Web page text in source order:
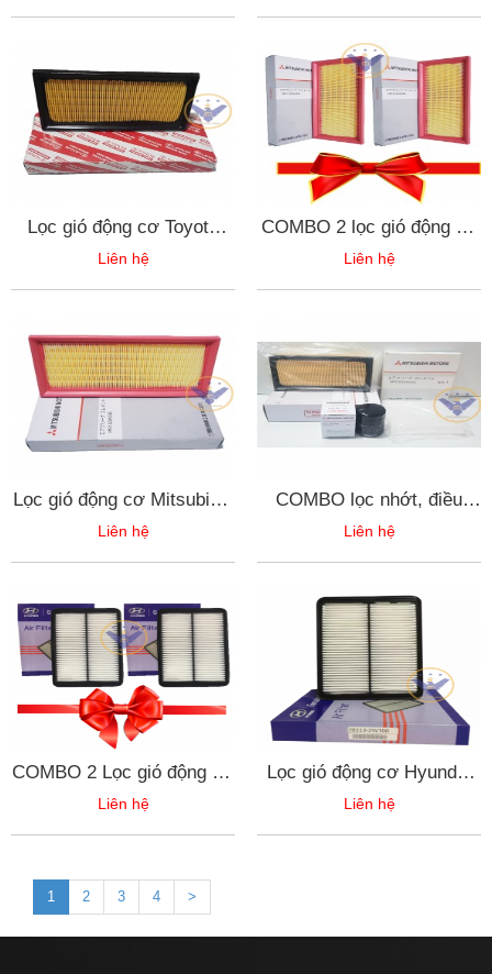
Lọc gió động cơ Toyota
Wigo 2017 - 17801-BZ130
Liên hệ
COMBO 2 lọc gió động cơ
Mitsubishi Attrage, Mirage
Liên hệ
Lọc gió động cơ Mitsubishi
Attrage, Mirage -
Liên hệ
COMBO lọc nhớt, điều
hòa, động cơ xe Mitsubishi
Liên hệ
COMBO 2 Lọc gió động cơ
Hyundai Santafe, Kia
Liên hệ
Lọc gió động cơ Hyundai
Santafe, Kia Sorento máy
Liên hệ
1 2 3 4 >